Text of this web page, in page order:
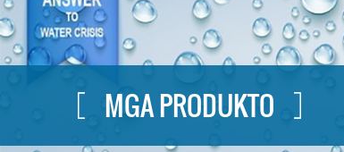
MGA PRODUKTO